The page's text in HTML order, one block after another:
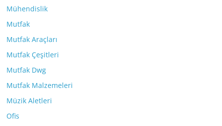
Mühendislik
Mutfak
Mutfak Araçları
Mutfak Çeşitleri
Mutfak Dwg
Mutfak Malzemeleri
Müzik Aletleri
Ofis